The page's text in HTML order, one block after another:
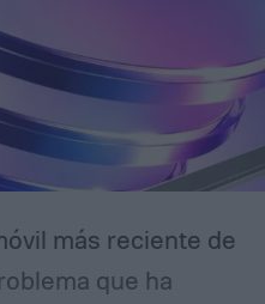
más reciente de
que ha